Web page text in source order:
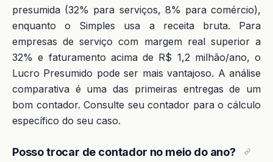
presumida (32% para serviços, 8% para comércio),
enquanto o Simples usa a receita bruta. Para
empresas de serviço com margem real superior a
32% e faturamento acima de R$ 1,2 milhão/ano, o
Lucro Presumido pode ser mais vantajoso. A análise
comparativa é uma das primeiras entregas de um
bom contador. Consulte seu contador para o cálculo
específico do seu caso.
Posso trocar de contador no meio do ano?